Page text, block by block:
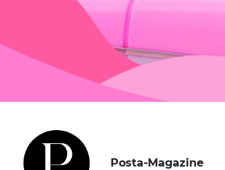
Posta-Magazine